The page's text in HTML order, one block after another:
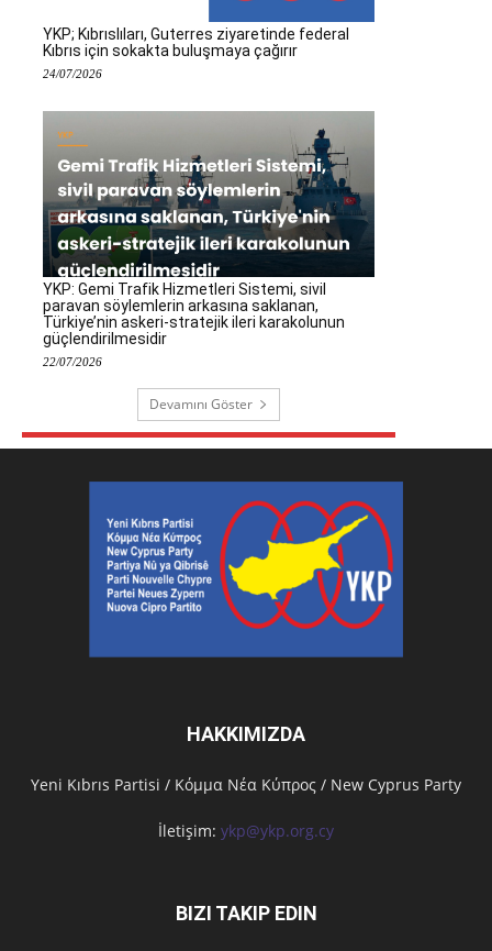
YKP; Kıbrıslıları, Guterres ziyaretinde federal
Kıbrıs için sokakta buluşmaya çağırır
24/07/2026
YKP: Gemi Trafik Hizmetleri Sistemi, sivil
paravan söylemlerin arkasına saklanan,
Türkiye’nin askeri-stratejik ileri karakolunun
güçlendirilmesidir
22/07/2026
Devamını Göster
HAKKIMIZDA
Υeni Kıbrıs Partisi / Κόμμα Νέα Κύπρος / New Cyprus Party
İletişim: ykp@ykp.org.cy
BIZI TAKIP EDIN